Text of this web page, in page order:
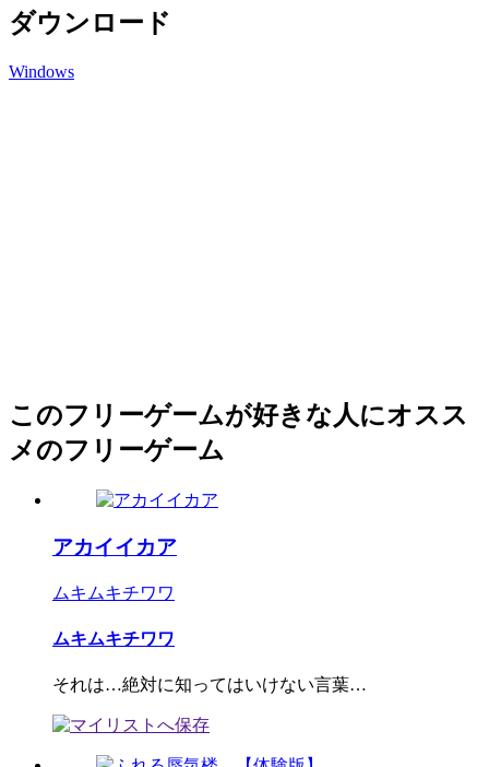
ダウンロード
Windows
このフリーゲームが好きな人にオスス
メのフリーゲーム
アカイイカア
ムキムキチワワ
ムキムキチワワ
それは…絶対に知ってはいけない言葉…